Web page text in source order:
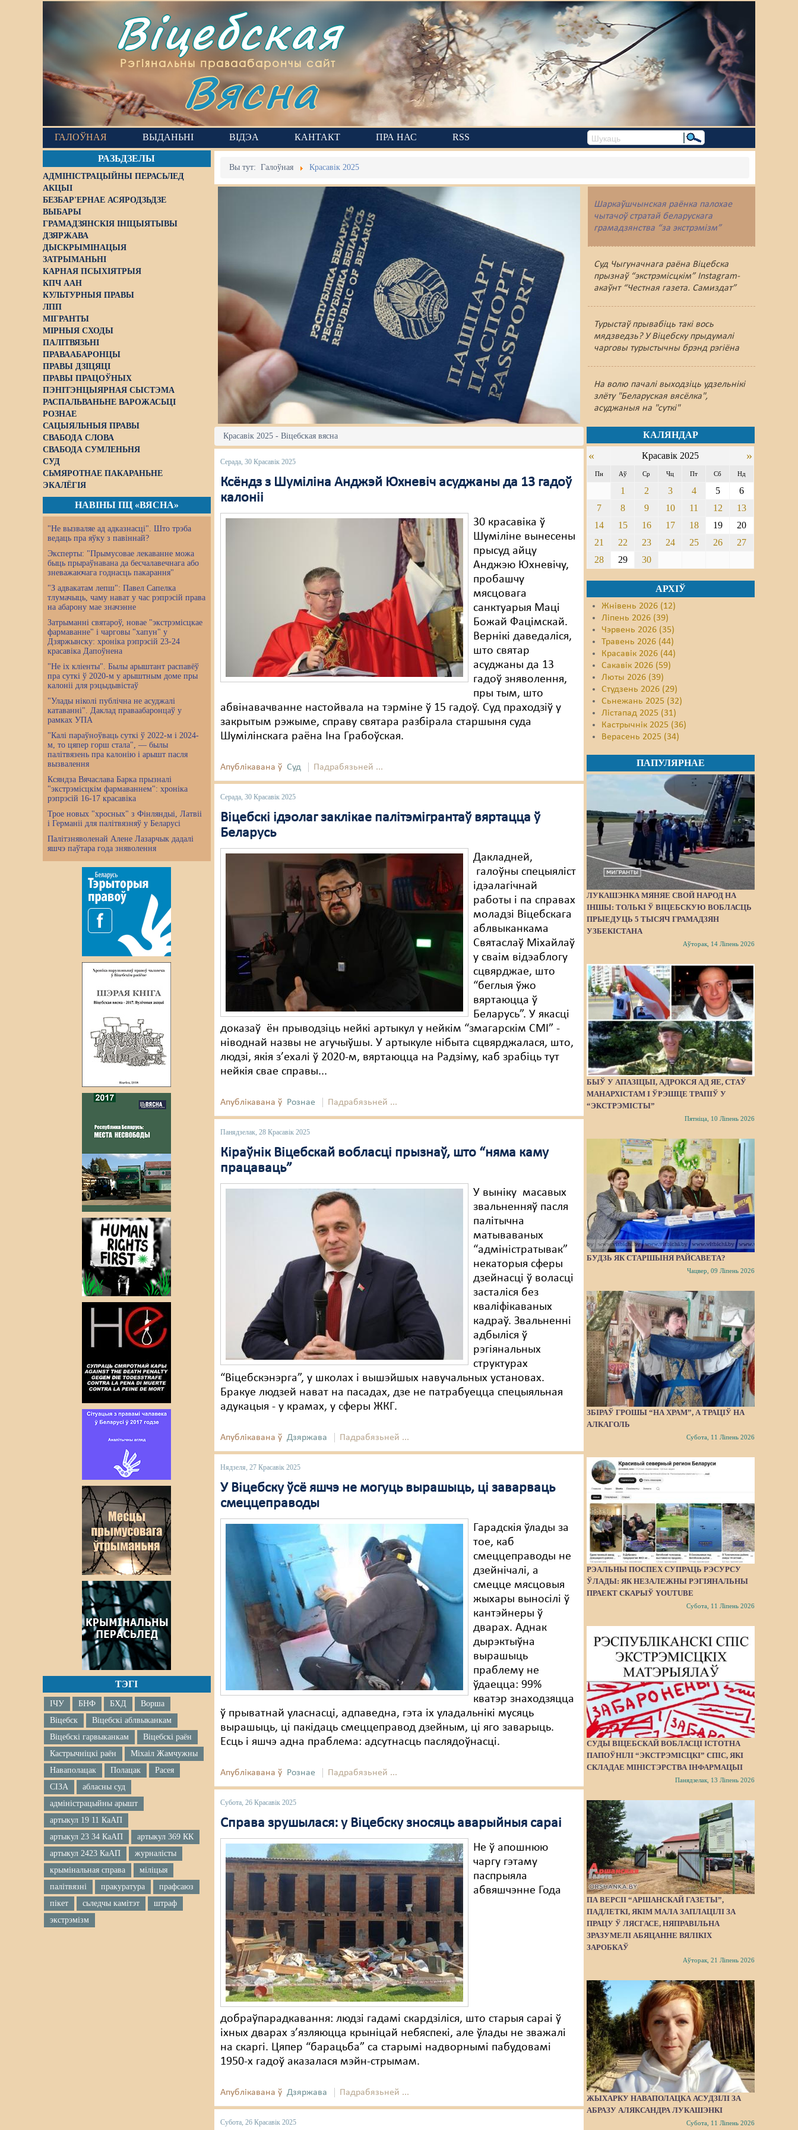
Віцебская
Рэгіянальны праваабарончы сайт
Вясна
ГАЛОЎНАЯ ВЫДАНЬНІ ВІДЭА КАНТАКТ ПРА НАС RSS
РАЗЬДЗЕЛЫ
АДМІНІСТРАЦЫЙНЫ ПЕРАСЬЛЕД
АКЦЫІ
БЕЗБАР'ЕРНАЕ АСЯРОДЗЬДЗЕ
ВЫБАРЫ
ГРАМАДЗЯНСКІЯ ІНІЦЫЯТЫВЫ
ДЗЯРЖАВА
ДЫСКРЫМІНАЦЫЯ
ЗАТРЫМАНЬНІ
КАРНАЯ ПСЫХІЯТРЫЯ
КПЧ ААН
КУЛЬТУРНЫЯ ПРАВЫ
ЛПП
МІГРАНТЫ
МІРНЫЯ СХОДЫ
ПАЛІТВЯЗЬНІ
ПРАВААБАРОНЦЫ
ПРАВЫ ДЗІЦЯЦІ
ПРАВЫ ПРАЦОЎНЫХ
ПЭНІТЭНЦЫЯРНАЯ СЫСТЭМА
РАСПАЛЬВАНЬНЕ ВАРОЖАСЬЦІ
РОЗНАЕ
САЦЫЯЛЬНЫЯ ПРАВЫ
СВАБОДА СЛОВА
СВАБОДА СУМЛЕНЬНЯ
СУД
СЬМЯРОТНАЕ ПАКАРАНЬНЕ
ЭКАЛЁГІЯ
НАВІНЫ ПЦ «ВЯСНА»
"Не вызваляе ад адказнасці". Што трэба
ведаць пра яўку з павіннай?
Эксперты: "Прымусовае лекаванне можа
быць прыраўнавана да бесчалавечнага або
зневажаючага годнасць пакарання"
"З адвакатам лепш": Павел Сапелка
тлумачыць, чаму нават у час рэпрэсій права
на абарону мае значэнне
Затрыманні святароў, новае "экстрэмісцкае
фармаванне" і чарговы "хапун" у
Дзяржынску: хроніка рэпрэсій 23-24
красавіка Дапоўнена
"Не іх кліенты". Былы арыштант распавёў
пра суткі ў 2020-м у арыштным доме пры
калоніі для рэцыдывістаў
"Улады ніколі публічна не асуджалі
катаванні". Даклад праваабаронцаў у
рамках УПА
"Калі параўноўваць суткі ў 2022-м і 2024-
м, то цяпер горш стала", — былы
палітвязень пра калонію і арышт пасля
вызвалення
Ксяндза Вячаслава Барка прызналі
"экстрэмісцкім фармаваннем": хроніка
рэпрэсій 16-17 красавіка
Трое новых "хросных" з Фінляндыі, Латвіі
і Германіі для палітвязняў у Беларусі
Палітзняволенай Алене Лазарчык дадалі
яшчэ паўтара года зняволення
ТЭГІ
ІЧУ БНФ БХД
Ворша
Віцебск
Віцебскі аблвыканкам
Віцебскі гарвыканкам
Віцебскі раён
Кастрычніцкі раён
Міхаіл Жамчужны
Наваполацак
Полацак
Расея
СІЗА
абласны суд
адміністрацыйны арышт
артыкул 19 11 КаАП
артыкул 23 34 КаАП
артыкул 369 КК
артыкул 2423 КаАП
журналісты
крымінальная справа
міліцыя
палітвязні
пракуратура
прафсаюз
пікет
сьледчы камітэт
штраф
экстрэмізм
Вы тут:Галоўная Красавік 2025
Шаркаўшчынская раёнка палохае
чытачоў стратай беларускага
грамадзянства “за экстрэмізм”
Суд Чыгуначнага раёна Віцебска
прызнаў “экстрэмісцкім” Instagram-
акаўнт “Честная газета. Самиздат”
Турыстаў прывабіць такі вось
мядзведзь? У Віцебску прыдумалі
чарговы турыстычны брэнд рэгіёна
На волю пачалі выходзіць удзельнікі
злёту "Беларуская вясёлка",
асуджаныя на "суткі"
Красавік 2025 - Віцебская вясна
Серада, 30 Красавік 2025
Ксёндз з Шуміліна Анджэй Юхневіч асуджаны да 13 гадоў
калоніі
30 красавіка ў
Шуміліне вынесены
прысуд айцу
Анджэю Юхневічу,
пробашчу
мясцовага
санктуарыя Маці
Божай Фацімскай.
Вернікі даведаліся,
што святар
асуджаны да 13
гадоў зняволення,
пры тым, што
абвінавачванне настойвала на тэрміне ў 15 гадоў. Суд праходзіў у
закрытым рэжыме, справу святара разбірала старшыня суда
Шумілінскага раёна Іна Грабоўская.
Апублікавана ў Суд Падрабязьней ...
Серада, 30 Красавік 2025
Віцебскі ідэолаг заклікае палітэмігрантаў вяртацца ў
Беларусь
Дакладней,
галоўны спецыяліст
ідэалагічнай
работы і па справах
моладзі Віцебскага
аблвыканкама
Святаслаў Міхайлаў
у сваім відэаблогу
сцвярджае, што
“беглыя ўжо
вяртаюцца ў
Беларусь”. У якасці
доказаў ён прыводзіць нейкі артыкул у нейкім “змагарскім СМІ” -
ніводнай назвы не агучыўшы. У артыкуле нібыта сцвярджалася, што,
людзі, якія з’ехалі ў 2020-м, вяртаюцца на Радзіму, каб зрабіць тут
нейкія свае справы...
Апублікавана ў Рознае Падрабязьней ...
Панядзелак, 28 Красавік 2025
Кіраўнік Віцебскай вобласці прызнаў, што “няма каму
працаваць”
У выніку масавых
звальненняў пасля
палітычна
матываваных
“адміністратывак”
некаторыя сферы
дзейнасці ў воласці
засталіся без
кваліфікаваных
кадраў. Звальненні
адбыліся ў
рэгіянальных
структурах
“Віцебскэнэрга”, у школах і вышэйшых навучальных установах.
Бракуе людзей нават на пасадах, дзе не патрабуецца спецыяльная
адукацыя - у крамах, у сферы ЖКГ.
Апублікавана ў Дзяржава Падрабязьней ...
Нядзеля, 27 Красавік 2025
У Віцебску ўсё яшчэ не могуць вырашыць, ці заварваць
смеццеправоды
Гарадскія ўлады за
тое, каб
смеццеправоды не
дзейнічалі, а
смецце мясцовыя
жыхары выносілі ў
кантэйнеры ў
дварах. Аднак
дырэктыўна
вырашыць
праблему не
ўдаецца: 99%
кватэр знаходзяцца
ў прыватнай уласнасці, адпаведна, гэта іх уладальнікі мусяць
вырашыць, ці пакідаць смеццеправод дзейным, ці яго заварыць.
Есць і яшчэ адна праблема: адсутнасць паслядоўнасці.
Апублікавана ў Рознае Падрабязьней ...
Субота, 26 Красавік 2025
Справа зрушылася: у Віцебску зносяць аварыйныя сараі
Не ў апошнюю
чаргу гэтаму
паспрыяла
абвяшчэнне Года
добраўпарадкавання: людзі гадамі скардзіліся, што старыя сараі ў
іхных дварах з’язляюцца крыніцай небяспекі, але ўлады не зважалі
на скаргі. Цяпер “барацьба” са старымі надворнымі пабудовамі
1950-х гадоў аказалася мэйн-стрымам.
Апублікавана ў Дзяржава Падрабязьней ...
Субота, 26 Красавік 2025
КАЛЯНДАР
« Красавік 2025 »
Пн Аў Ср Чц Пт Сб Нд
1 2 3 4 5
6
7
8 9 10 11 12
13
14
15 16 17 18 19
20
21
22 23 24 25 26
27
28
29 30
АРХІЎ
Жнівень 2026 (12)
Ліпень 2026 (39)
Чэрвень 2026 (35)
Травень 2026 (44)
Красавік 2026 (44)
Сакавік 2026 (59)
Люты 2026 (39)
Студзень 2026 (29)
Сьнежань 2025 (32)
Лістапад 2025 (31)
Кастрычнік 2025 (36)
Верасень 2025 (34)
ПАПУЛЯРНАЕ
ЛУКАШЭНКА МЯНЯЕ СВОЙ НАРОД НА
ІНШЫ: ТОЛЬКІ Ў ВІЦЕБСКУЮ ВОБЛАСЦЬ
ПРЫЕДУЦЬ 5 ТЫСЯЧ ГРАМАДЗЯН
УЗБЕКІСТАНА
Аўторак, 14 Ліпень 2026
БЫЎ У АПАЗІЦЫІ, АДРОКСЯ АД ЯЕ, СТАЎ
МАНАРХІСТАМ І ЎРЭШЦЕ ТРАПІЎ У
“ЭКСТРЭМІСТЫ”
Пятніца, 10 Ліпень 2026
БУДЗЬ ЯК СТАРШЫНЯ РАЙСАВЕТА?
Чацвер, 09 Ліпень 2026
ЗБІРАЎ ГРОШЫ “НА ХРАМ”, А ТРАЦІЎ НА
АЛКАГОЛЬ
Субота, 11 Ліпень 2026
РЭАЛЬНЫ ПОСПЕХ СУПРАЦЬ РЭСУРСУ
ЎЛАДЫ: ЯК НЕЗАЛЕЖНЫ РЭГІЯНАЛЬНЫ
ПРАЕКТ СКАРЫЎ YOUTUBE
Субота, 11 Ліпень 2026
СУДЫ ВІЦЕБСКАЙ ВОБЛАСЦІ ІСТОТНА
ПАПОЎНІЛІ “ЭКСТРЭМІСЦКІ” СПІС, ЯКІ
СКЛАДАЕ МІНІСТЭРСТВА ІНФАРМАЦЫІ
Панядзелак, 13 Ліпень 2026
ПА ВЕРСІІ “АРШАНСКАЙ ГАЗЕТЫ”,
ПАДЛЕТКІ, ЯКІМ МАЛА ЗАПЛАЦІЛІ ЗА
ПРАЦУ Ў ЛЯСГАСЕ, НЯПРАВІЛЬНА
ЗРАЗУМЕЛІ АБЯЦАННЕ ВЯЛІКІХ
ЗАРОБКАЎ
Аўторак, 21 Ліпень 2026
ЖЫХАРКУ НАВАПОЛАЦКА АСУДЗІЛІ ЗА
АБРАЗУ АЛЯКСАНДРА ЛУКАШЭНКІ
Субота, 11 Ліпень 2026